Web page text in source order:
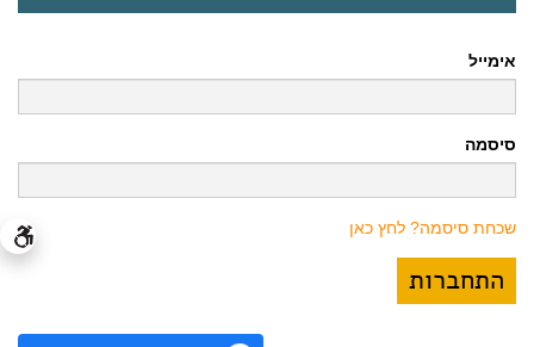
אימייל
סיסמה
שכחת סיסמה? לחץ כאן